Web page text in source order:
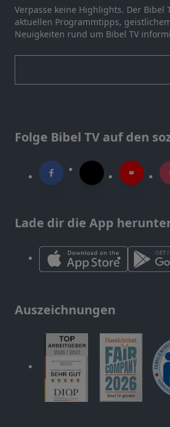
Verpasse keine Highlights. Der Bibel
aktuellen Programmtipps,
Neuigkeiten rund um Bibel TV
Folge Bibel TV auf den
Lade dir die App
Auszeichnungen